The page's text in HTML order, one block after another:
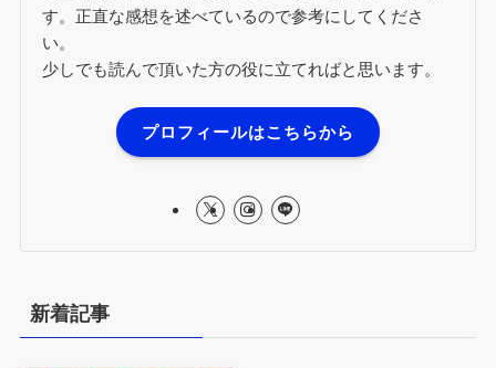
す。正直な感想を述べているので参考にしてくださ
い。
少しでも読んで頂いた方の役に立てればと思います。
プロフィールはこちらから
新着記事